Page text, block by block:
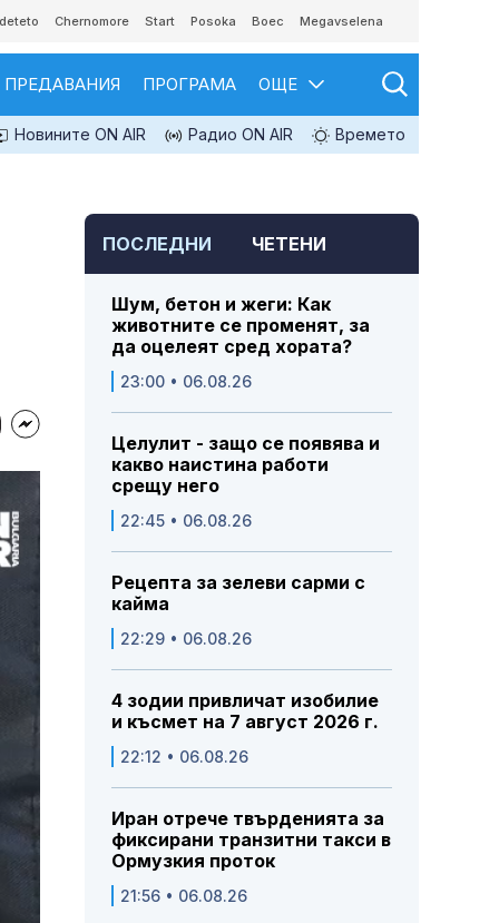
Chernomore Start Posoka Boec Megavselena
ПРЕДАВАНИЯ ПРОГРАМА ОЩЕ
Новините ON AIR Радио ON AIR Времето
ПОСЛЕДНИ ЧЕТЕНИ
Шум, бетон и жеги: Как
животните се променят, за
да оцелеят сред хората?
23:00 • 06.08.26
Целулит - защо се появява и
какво наистина работи
срещу него
22:45 • 06.08.26
Рецепта за зелеви сарми с
кайма
22:29 • 06.08.26
4 зодии привличат изобилие
и късмет на 7 август 2026 г.
22:12 • 06.08.26
Иран отрече твърденията за
фиксирани транзитни такси в
Ормузкия проток
21:56 • 06.08.26